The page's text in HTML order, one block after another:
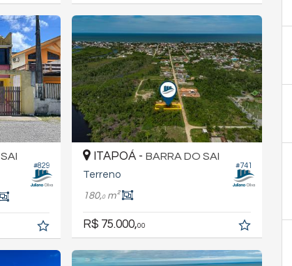
#829 #741
ITAPOÁ - BARRA DO SAI
Terreno
180,0m²
R$ 75.000,00